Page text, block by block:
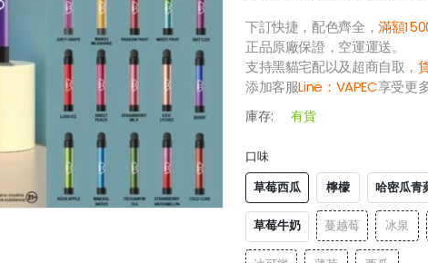
下訂快捷，配色齊全，滿額
正品原廠保證，空運運送。
支持黑貓宅配以及超商自取，
添加客服Line： VAPEC享受更
庫存: 有貨
口味
草莓西瓜 檸檬 哈密瓜青
草莓牛奶 蔓越莓 冰泉